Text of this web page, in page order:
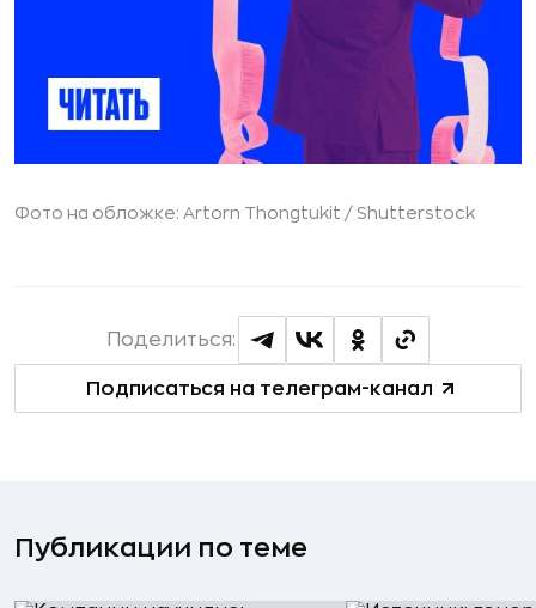
Фото на обложке: Artorn Thongtukit / Shutterstock
Подписаться на телеграм-канал
Поделиться:
Публикации по теме